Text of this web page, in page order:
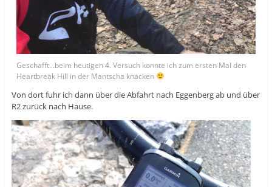
Geschafft…beim heutigen 4. Versuch konnte ich zum ersten Mal den
Heartbreak Hill in der Mantscha knacken
Von dort fuhr ich dann über die Abfahrt nach Eggenberg ab und über
R2 zurück nach Hause.